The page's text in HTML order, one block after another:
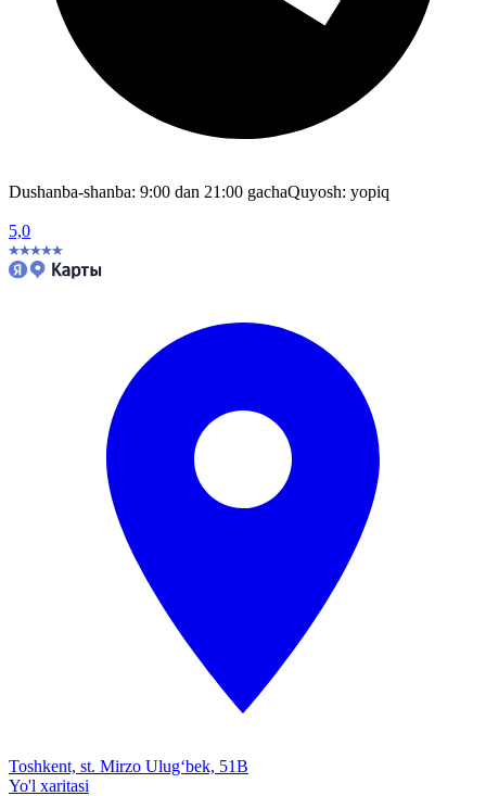
Dushanba-shanba: 9:00 dan 21:00 gachaQuyosh: yopiq
5,0
Toshkent, st. Mirzo Ulug‘bek, 51B
Yo'l xaritasi